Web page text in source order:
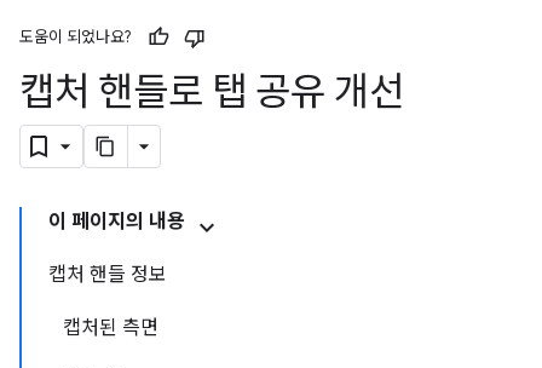
도움이 되었나요?
캡처 핸들로 탭 공유 개선
이 페이지의 내용
캡처 핸들 정보
캡처된 측면